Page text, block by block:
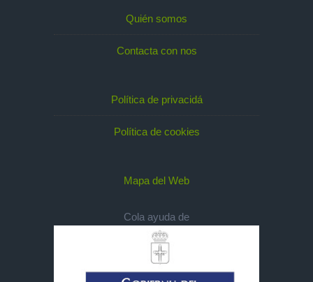
Quién somos
Contacta con nos
Política de privacidá
Política de cookies
Mapa del Web
Cola ayuda de